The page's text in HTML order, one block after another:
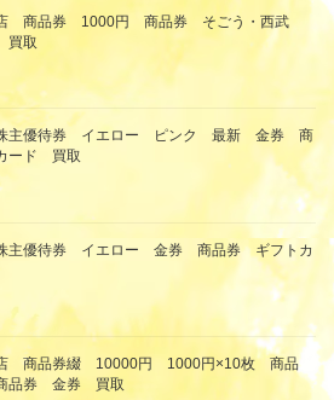
店 商品券 1000円 商品券 そごう・西武
取
主優待券 イエロー ピンク 最新 金券 商
ード 買取
優待券 イエロー 金券 商品券 ギフトカ
店 商品券綴 10000円 1000円×10枚 商品
品券 金券 買取